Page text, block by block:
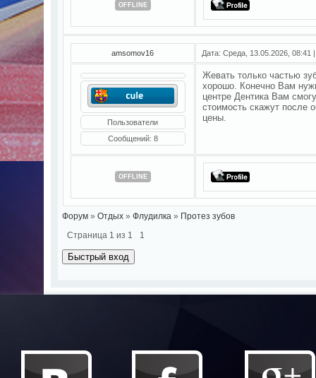
OFFLINE
amsomov16 Дата: Среда, 13.05.2026,
Пользователи
Сообщений: 8
Жевать только частью
хорошо. Конечно Вам
центре Дентика Вам
стоимость скажут после
цены.
OFFLINE
Форум » Отдых » Флудилка » Протез зубов
Страница 1 из 1 1